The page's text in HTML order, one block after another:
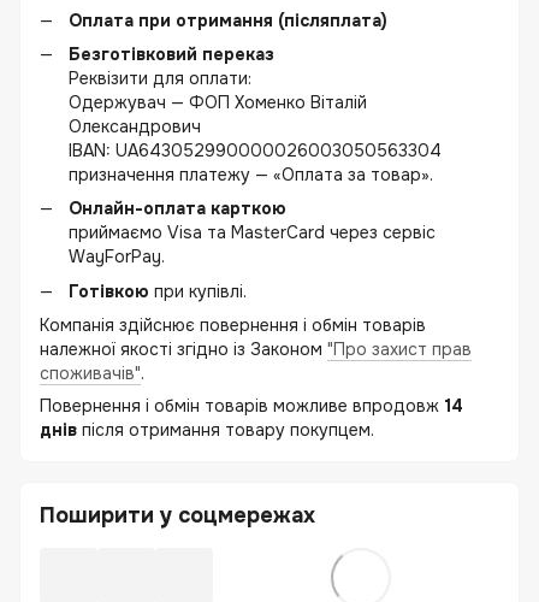
Оплата при отримання (післяплата)
Безготівковий переказ
Реквізити для оплати:
Одержувач — ФОП Хоменко Віталій
Олександрович
IBAN: UA643052990000026003050563304
призначення платежу — «Оплата за товар».
Онлайн-оплата карткою
приймаємо Visa та MasterCard через сервіс
WayForPay.
Готівкою при купівлі.
Компанія здійснює повернення і обмін товарів
належної якості згідно із Законом "Про захист прав
споживачів".
Повернення і обмін товарів можливе впродовж 14
днів після отримання товару покупцем.
Поширити у соцмережах